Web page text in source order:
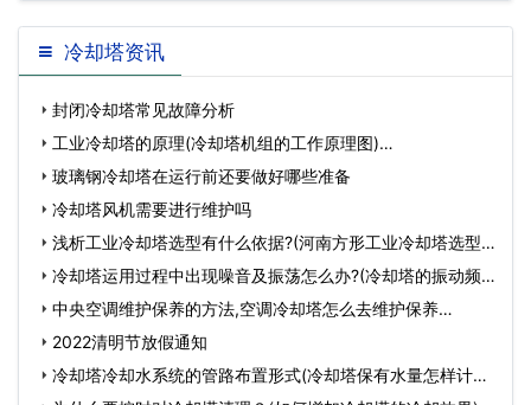
冷却塔资讯
封闭冷却塔常见故障分析
工业冷却塔的原理(冷却塔机组的工作原理图)…
玻璃钢冷却塔在运行前还要做好哪些准备
冷却塔风机需要进行维护吗
浅析工业冷却塔选型有什么依据?(河南方形工业冷却塔选型)
… 冷却塔运用过程中出现噪音及振荡怎么办?(冷却塔的振动频
率)…
中央空调维护保养的方法,空调冷却塔怎么去维护保养…
2022清明节放假通知
冷却塔冷却水系统的管路布置形式(冷却塔保有水量怎样计算)